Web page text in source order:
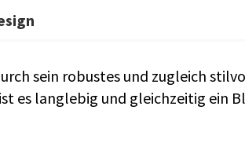
sein robustes und zugleich
es langlebig und gleichzeitig ein